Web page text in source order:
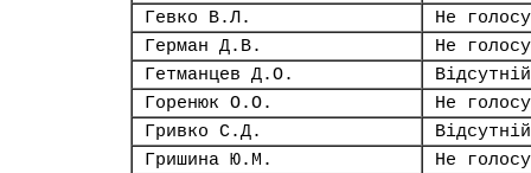
Гевко В.Л.
Не
Герман Д.В.
Не
Гетманцев Д.О.
Відсутній
Горенюк О.О.
Не
Гривко С.Д.
Відсутній
Гришина Ю.М.
Не